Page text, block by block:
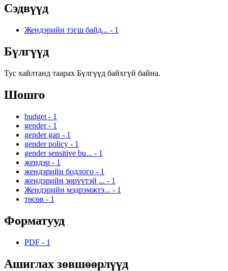
Сэдвүүд
Жендэрийн тэгш байд... - 1
Бүлгүүд
Тус хайлтанд таарах Бүлгүүд байхгүй байна.
Шошго
budget - 1
gender - 1
gender gap - 1
gender policy - 1
gender sensitive bu... - 1
жендэр - 1
жендэрийн бодлого - 1
жендэрийн зөрүүтэй ... - 1
Жендэрийн мэдрэмжтэ... - 1
төсөв - 1
Форматууд
PDF - 1
Ашиглах зөвшөөрлүүд